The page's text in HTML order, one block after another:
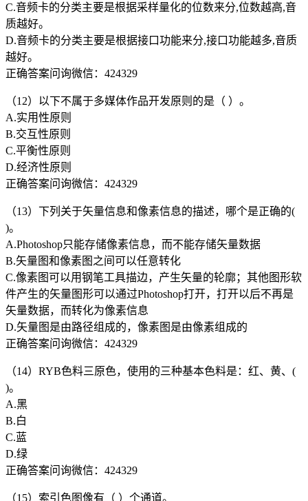
C.音频卡的分类主要是根据采样量化的位数来分,位数越高,音
质越好。
D.音频卡的分类主要是根据接口功能来分,接口功能越多,音质
越好。
正确答案问询微信：424329
（12）以下不属于多媒体作品开发原则的是（ ）。
A.实用性原则
B.交互性原则
C.平衡性原则
D.经济性原则
正确答案问询微信：424329
（13）下列关于矢量信息和像素信息的描述，哪个是正确的(
)。
A.Photoshop只能存储像素信息，而不能存储矢量数据
B.矢量图和像素图之间可以任意转化
C.像素图可以用钢笔工具描边，产生矢量的轮廓；其他图形软
件产生的矢量图形可以通过Photoshop打开，打开以后不再是
矢量数据，而转化为像素信息
D.矢量图是由路径组成的，像素图是由像素组成的
正确答案问询微信：424329
（14）RYB色料三原色，使用的三种基本色料是：红、黄、(
)。
A.黑
B.白
C.蓝
D.绿
正确答案问询微信：424329
（15）索引色图像有（ ）个通道。